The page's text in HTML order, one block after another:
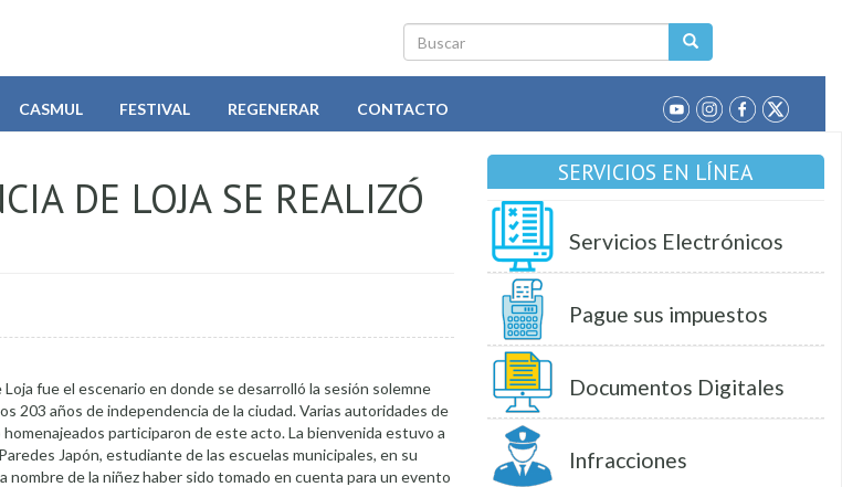
Buscar
CASMUL FESTIVAL REGENERAR CONTACTO
DE LOJA SE REALIZÓ
fue el escenario en donde se desarrolló la sesión solemne
203 años de independencia de la ciudad. Varias autoridades de
homenajeados participaron de este acto. La bienvenida estuvo a
Japón, estudiante de las escuelas municipales, en su
nombre de la niñez haber sido tomado en cuenta para un evento
SERVICIOS EN LÍNEA
Servicios Electrónicos
Pague sus impuestos
Documentos Digitales
Infracciones